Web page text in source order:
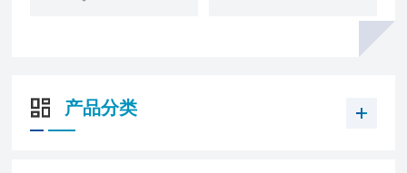
产品分类